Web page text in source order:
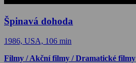
Špinavá dohoda
1986, USA, 106 min
Filmy / Akční filmy / Dramatické filmy